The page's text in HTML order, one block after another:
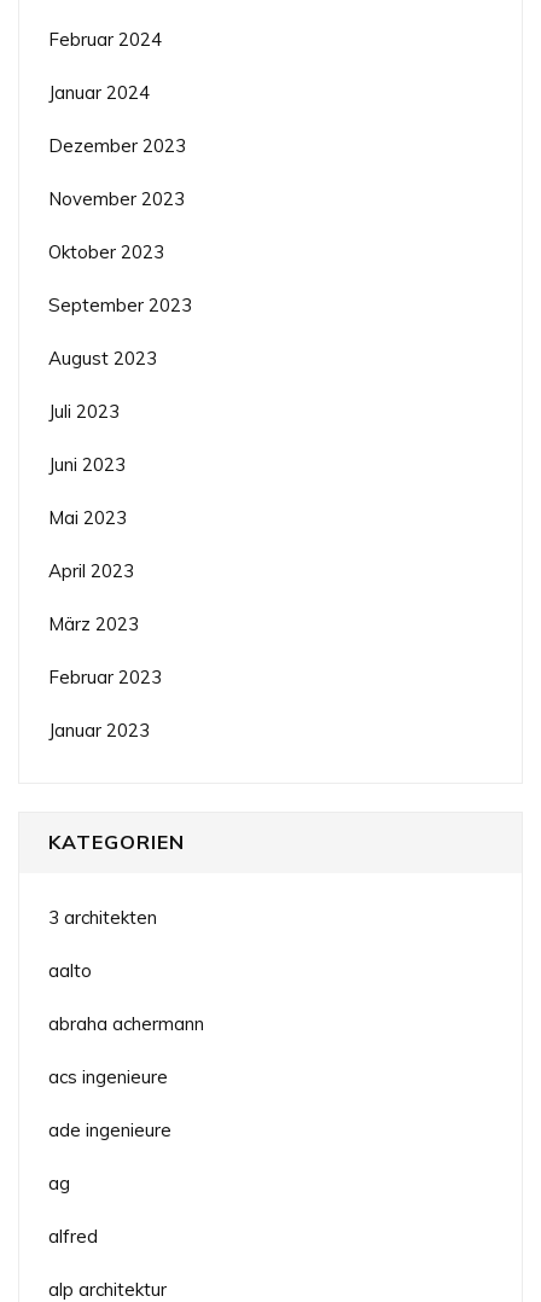
Februar 2024
Januar 2024
Dezember 2023
November 2023
Oktober 2023
September 2023
August 2023
Juli 2023
Juni 2023
Mai 2023
April 2023
März 2023
Februar 2023
Januar 2023
KATEGORIEN
3 architekten
aalto
abraha achermann
acs ingenieure
ade ingenieure
ag
alfred
alp architektur